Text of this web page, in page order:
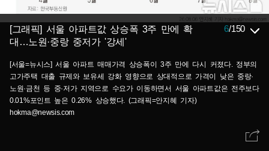
[그래픽] 서울 아파트값 상승폭 3주 만에 확
대…노원·중랑 중저가 '강세'
6/150
[서울=뉴시스] 서울 아파트 매매가격 상승폭이 3주 만에 다시 커졌다. 정부의
고가주택 대출 규제와 보유세 강화 영향으로 상대적으로 가격이 낮은 중랑·
노원·금천 등 중·저가 지역으로 수요가 이동하면서 서울 아파트값은 전주보다
0.01%포인트 높은 0.26% 상승했다. (그래픽=안지혜 기자)
hokma@newsis.com